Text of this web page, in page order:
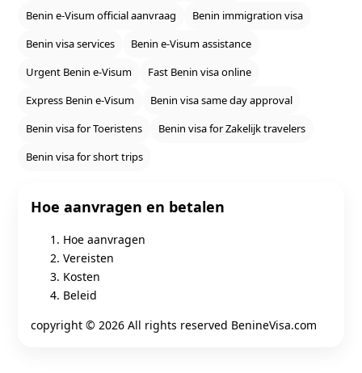
Benin e‑Visum official aanvraag
Benin immigration visa
Benin visa services
Benin e‑Visum assistance
Urgent Benin e‑Visum
Fast Benin visa online
Express Benin e‑Visum
Benin visa same day approval
Benin visa for Toeristens
Benin visa for Zakelijk travelers
Benin visa for short trips
Hoe aanvragen en betalen
Hoe aanvragen
Vereisten
Kosten
Beleid
copyright © 2026 All rights reserved BenineVisa.com